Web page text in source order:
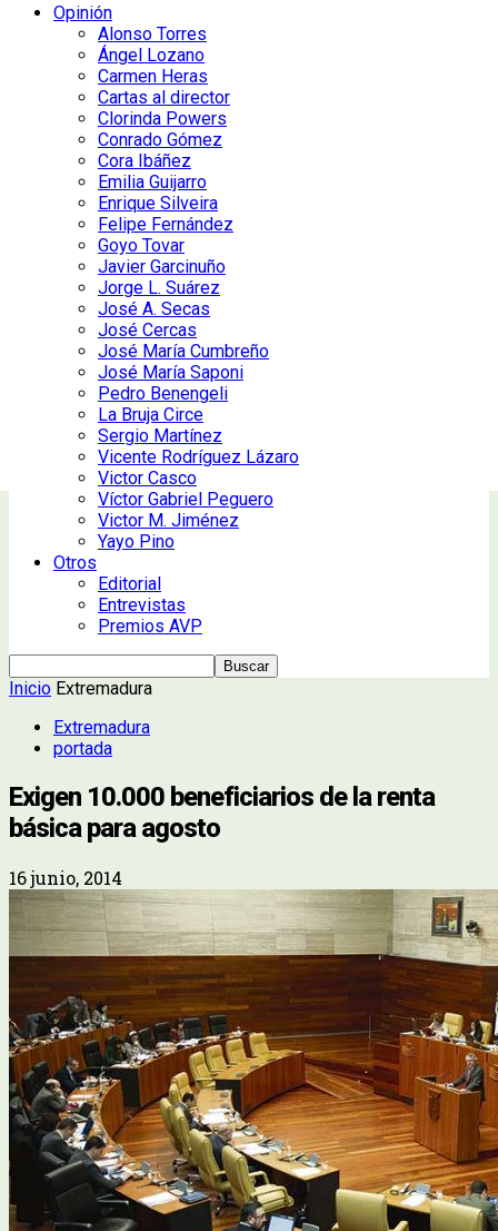
Opinión
Alonso Torres
Ángel Lozano
Carmen Heras
Cartas al director
Clorinda Powers
Conrado Gómez
Cora Ibáñez
Emilia Guijarro
Enrique Silveira
Felipe Fernández
Goyo Tovar
Javier Garcinuño
Jorge L. Suárez
José A. Secas
José Cercas
José María Cumbreño
José María Saponi
Pedro Benengeli
La Bruja Circe
Sergio Martínez
Vicente Rodríguez Lázaro
Victor Casco
Víctor Gabriel Peguero
Victor M. Jiménez
Yayo Pino
Otros
Editorial
Entrevistas
Premios AVP
Inicio Extremadura
Extremadura
portada
Exigen 10.000 beneficiarios de la renta
básica para agosto
16 junio, 2014